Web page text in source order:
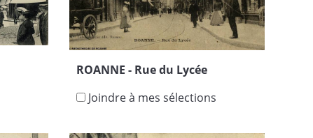
ROANNE - Rue du Lycée
Joindre à mes sélections